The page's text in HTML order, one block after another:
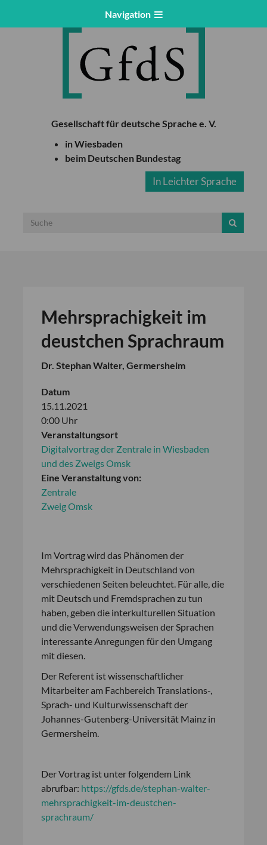
Navigation
Gesellschaft für deutsche Sprache e. V.
in Wiesbaden
beim Deutschen Bundestag
In Leichter Sprache
Mehrsprachigkeit im
deustchen Sprachraum
Dr. Stephan Walter, Germersheim
Datum
15.11.2021
0:00 Uhr
Veranstaltungsort
Digitalvortrag der Zentrale in Wiesbaden
und des Zweigs Omsk
Eine Veranstaltung von:
Zentrale
Zweig Omsk
Im Vortrag wird das Phänomen der
Mehrsprachigkeit in Deutschland von
verschiedenen Seiten beleuchtet. Für alle, die
mit Deutsch und Fremdsprachen zu tun
haben, geben die interkulturellen Situation
und die Verwendungsweisen der Sprachen
interessante Anregungen für den Umgang
mit diesen.
Der Referent ist wissenschaftlicher
Mitarbeiter am Fachbereich Translations-,
Sprach- und Kulturwissenschaft der
Johannes-Gutenberg-Universität Mainz in
Germersheim.
Der Vortrag ist unter folgendem Link
abrufbar: https://gfds.de/stephan-walter-
mehrsprachigkeit-im-deustchen-
sprachraum/